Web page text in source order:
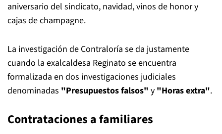
aniversario del sindicato, navidad, vinos de honor y
cajas de champagne.
La investigación de Contraloría se da justamente
cuando la exalcaldesa Reginato se encuentra
formalizada en dos investigaciones judiciales
denominadas "Presupuestos falsos" y "Horas extra".
Contrataciones a familiares